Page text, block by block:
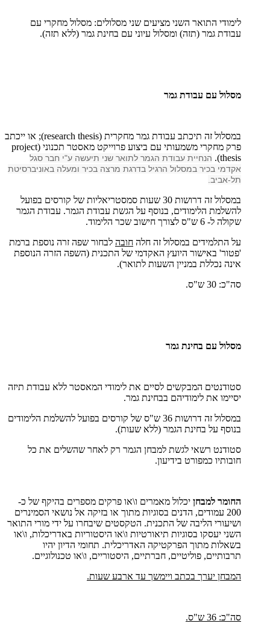
לימודי התואר השני מציעים שני מסלולים: מסלול מחקרי עם
עבודת גמר (תזה) ומסלול עיוני עם בחינת גמר (ללא תזה).
מסלול עם עבודת גמר
במסלול זה תיכתב עבודת גמר מחקרית (research thesis); או ייכתב
פרק מחקרי משמעותי עם ביצוע פרוייקט מאסטר תכנוני (project
thesis
). הנחיית עבודת הגמר לתואר שני תיעשה ע"י חבר סגל
אקדמי בכיר במסלול הרגיל בדרגת מרצה בכיר ומעלה באוניברסיטת
תל-אביב.
במסלול זה דרושות 30 שעות סמסטריאליות של קורסים בפועל
להשלמת הלימודים, בנוסף על הגשת עבודת הגמר. עבודת הגמר
שקולה ל- 6 ש"ס לצורך חישוב שכר הלימוד.
על התלמידים במסלול זה חלה חובה לבחור שפה זרה נוספת ברמת
'פטור' באישור היועץ האקדמי של התכנית (השפה הזרה הנוספת
אינה נכללת במניין השעות לתואר).
סה"כ: 30 ש"ס.
מסלול עם בחינת גמר
סטודנטים המבקשים לסיים את לימודי המאסטר ללא עבודת תיזה
יסיימו את לימודיהם בבחינת גמר.
במסלול זה דרושות 36 ש"ס של קורסים בפועל להשלמת הלימודים
בנוסף על בחינת הגמר (ללא שעות).
סטודנט רשאי לגשת למבחן הגמר רק לאחר שהשלים את כל
חובותיו כמפורט בידיעון.
החומר למבחן יכלול מאמרים ו\או פרקים מספרים בהיקף של כ-
200 עמודים, הדנים בסוגיות מתוך או בזיקה אל נושאי הסמינרים
ושיעורי הליבה של התכנית. הטקסטים שיבחרו על ידי מורי התואר
השני יעסקו בסוגיות תיאורטיות ו\או היסטוריות באדריכלות, ו\או
בשאלות מתוך הפרקטיקה האדריכלית. תחומי הדיון יהיו
תרבותיים, פוליטיים, חברתיים, היסטוריים, ו\או טכנולוגיים.
המבחן יערך בכתב ויימשך עד ארבע שעות.
סה"כ: 36 ש"ס.